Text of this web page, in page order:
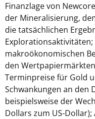
Finanzlage von
der Mineralisierung,
die tatsächlichen
makroökonomischen
den
Terminpreise für Gold
Schwankungen an den
beispielsweise der
Dollars zum US-